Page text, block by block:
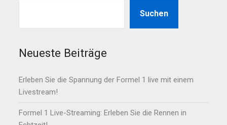
Suchen
Neueste Beiträge
Erleben Sie die Spannung der Formel 1 live mit einem
Livestream!
Formel 1 Live-Streaming: Erleben Sie die Rennen in